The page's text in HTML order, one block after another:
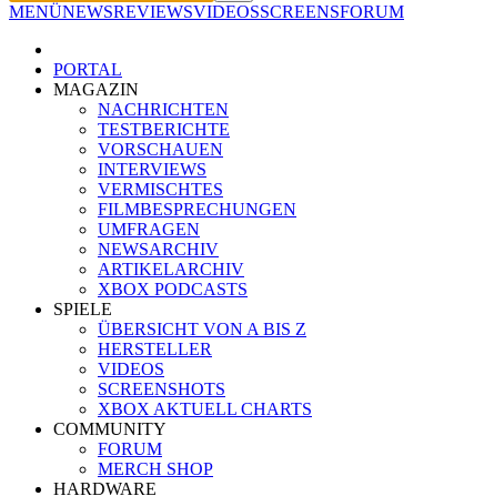
MENÜNEWSREVIEWSVIDEOSSCREENSFORUM
PORTAL
MAGAZIN
NACHRICHTEN
TESTBERICHTE
VORSCHAUEN
INTERVIEWS
VERMISCHTES
FILMBESPRECHUNGEN
UMFRAGEN
NEWSARCHIV
ARTIKELARCHIV
XBOX PODCASTS
SPIELE
ÜBERSICHT VON A BIS Z
HERSTELLER
VIDEOS
SCREENSHOTS
XBOX AKTUELL CHARTS
COMMUNITY
FORUM
MERCH SHOP
HARDWARE